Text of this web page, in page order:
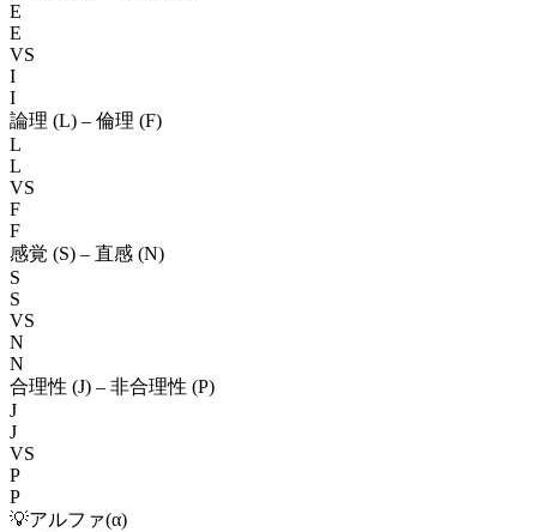
E
E
VS
I
I
論理 (L) – 倫理 (F)
L
L
VS
F
F
感覚 (S) – 直感 (N)
S
S
VS
N
N
合理性 (J) – 非合理性 (P)
J
J
VS
P
P
💡アルファ(α)